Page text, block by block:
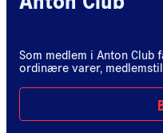
Som medlem i Anton Club
ordinære varer,